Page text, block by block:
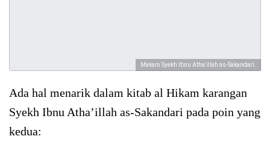
Makam Syekh Ibnu Atha’illah as-Sakandari.
Ada hal menarik dalam kitab al Hikam karangan
Syekh Ibnu Atha’illah as-Sakandari pada poin yang
kedua: